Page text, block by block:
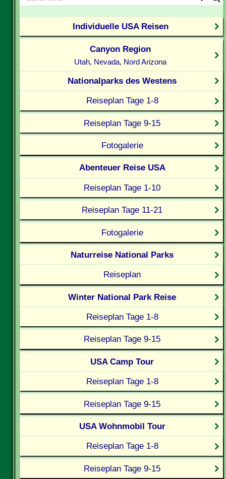
Individuelle USA Reisen
Canyon Region
Utah, Nevada, Nord Arizona
Nationalparks des Westens
Reiseplan Tage 1-8
Reiseplan Tage 9-15
Fotogalerie
Abenteuer Reise USA
Reiseplan Tage 1-10
Reiseplan Tage 11-21
Fotogalerie
Naturreise National Parks
Reiseplan
Winter National Park Reise
Reiseplan Tage 1-8
Reiseplan Tage 9-15
USA Camp Tour
Reiseplan Tage 1-8
Reiseplan Tage 9-15
USA Wohnmobil Tour
Reiseplan Tage 1-8
Reiseplan Tage 9-15